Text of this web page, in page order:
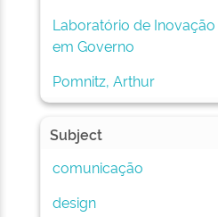
Laboratório de Inovação
em Governo
Pomnitz, Arthur
Subject
comunicação
design